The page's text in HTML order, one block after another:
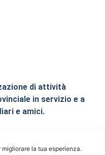
di attività
in servizio e a
e amici.